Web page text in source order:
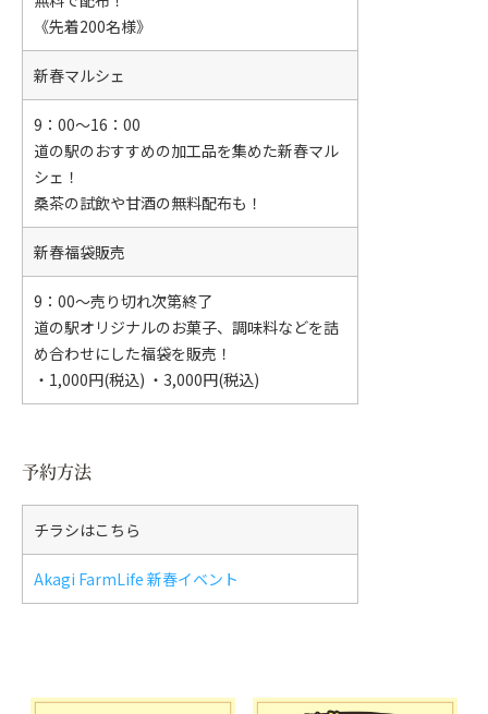
《先着200名様》
新春マルシェ
9：00～16：00
道の駅のおすすめの加工品を集めた新春マル
シェ！
桑茶の試飲や甘酒の無料配布も！
新春福袋販売
9：00～売り切れ次第終了
道の駅オリジナルのお菓子、調味料などを詰
め合わせにした福袋を販売！
・1,000円(税込) ・3,000円(税込)
予約方法
チラシはこちら
Akagi FarmLife 新春イベント